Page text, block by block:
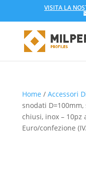
VISITA LA
Products
search
Home / Accessori
snodati
chiusi, inox – 10pz
Euro/confezione